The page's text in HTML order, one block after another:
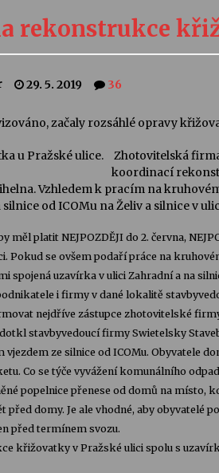
Camerata a Sukuba Ensemble
4. 8. 2026
Pozvánka na integrační festival
Quijotova šedesátka: 28. 7.–1. 8.
28. 7. 2026
Letní koncerty ve Stromovce: Rufus
22. 7. 2026
Želivě ožije odkaz Josefa Čapka
13. 7. 2026
rekonstrukce
29. 5. 2019 36
začaly rozsáhlé opravy
Zhotovitelská
koordinací
Vzhledem k pracím na
od ICOMu na Želiv a silnice v
měl platit NEJPOZDĚJI do 2. června,
Pokud se ovšem podaří práce na
spojená uzavírka v ulici Zahradní a na
i firmy v dané lokalitě
nejdříve zástupce zhotovitelské
stavbyvedoucí firmy Swietelsky
ze silnice od ICOMu. Obyvatele
Co se týče vyvážení komunálního
popelnice přenese od domů na místo,
před domy. Je ale vhodné, aby obyvatelé
před termínem svozu.
křižovatky v Pražské ulici spolu s